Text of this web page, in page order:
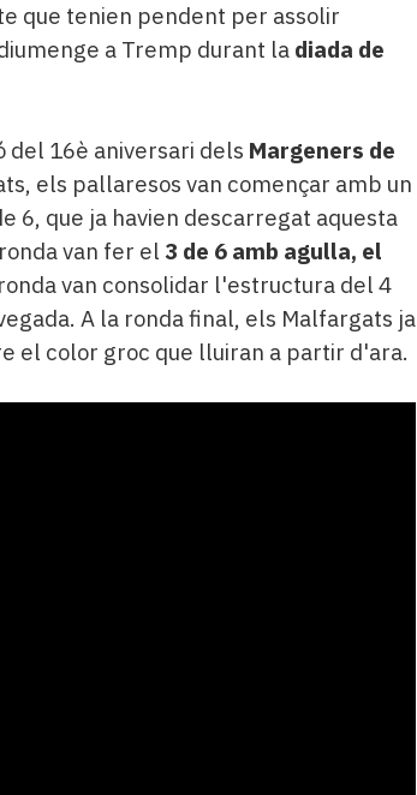
que tenien pendent per assolir
a Tremp durant la diada de
del 16è aniversari dels Margeners de
els pallaresos van començar amb un
6, que ja havien descarregat aquesta
van fer el 3 de 6 amb agulla, el
van consolidar l'estructura del 4
A la ronda final, els Malfargats ja
el color groc que lluiran a partir d'ara.